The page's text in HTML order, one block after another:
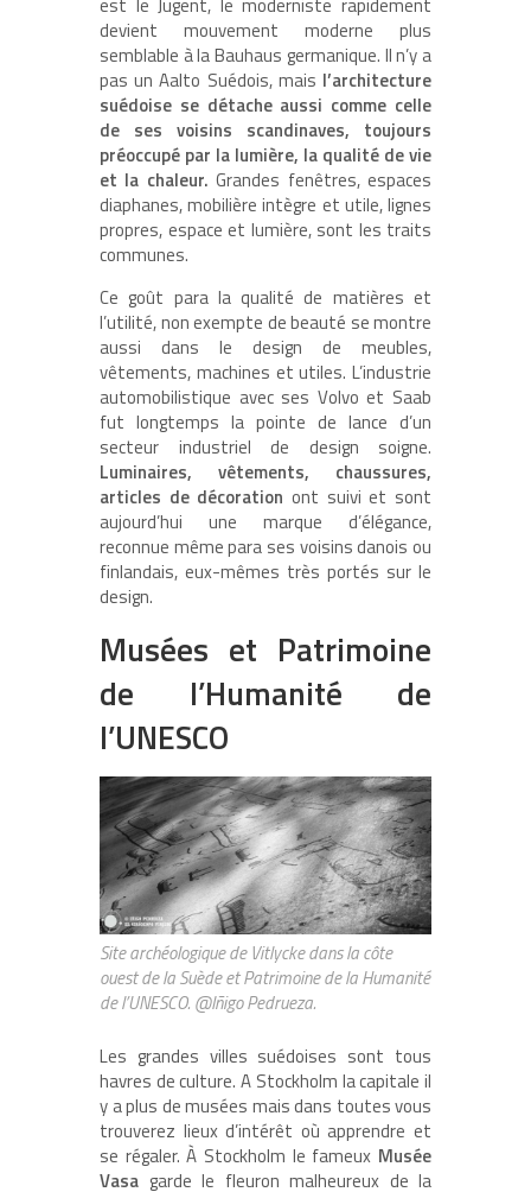
devient mouvement moderne plus
semblable à la Bauhaus germanique. Il n’y a
pas un Aalto Suédois, mais l’architecture
suédoise se détache aussi comme celle
de ses voisins scandinaves, toujours
préoccupé par la lumière, la qualité de vie
et la chaleur. Grandes fenêtres, espaces
diaphanes, mobilière intègre et utile, lignes
propres, espace et lumière, sont les traits
communes.
Ce goût para la qualité de matières et
l’utilité, non exempte de beauté se montre
aussi dans le design de meubles,
vêtements, machines et utiles. L’industrie
automobilistique avec ses Volvo et Saab
fut longtemps la pointe de lance d’un
secteur industriel de design soigne.
Luminaires, vêtements, chaussures,
articles de décoration ont suivi et sont
aujourd’hui une marque d’élégance,
reconnue même para ses voisins danois ou
finlandais, eux-mêmes très portés sur le
design.
Musées et Patrimoine
de l’Humanité de
l’UNESCO
Site archéologique de Vitlycke dans la côte
ouest de la Suède et Patrimoine de la Humanité
de l’UNESCO. @Iñigo Pedrueza.
Les grandes villes suédoises sont tous
havres de culture. A Stockholm la capitale il
y a plus de musées mais dans toutes vous
trouverez lieux d’intérêt où apprendre et
se régaler. À Stockholm le fameux Musée
Vasa garde le fleuron malheureux de la